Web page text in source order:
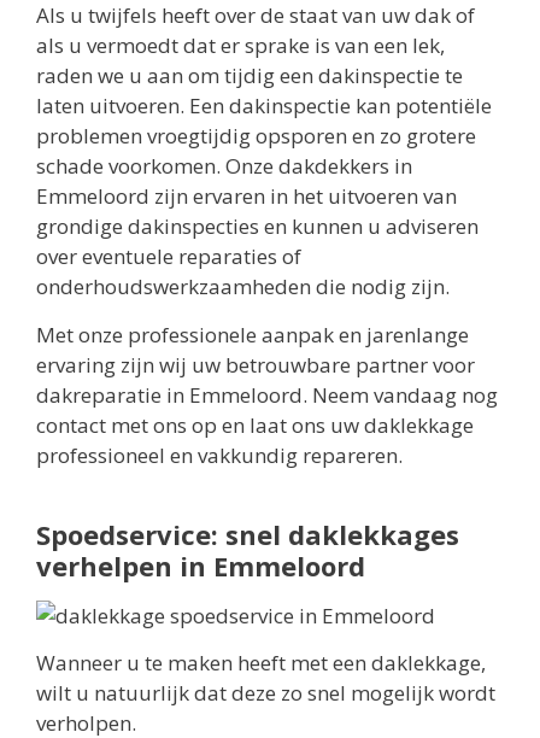
Als u twijfels heeft over de staat van uw dak of
als u vermoedt dat er sprake is van een lek,
raden we u aan om tijdig een dakinspectie te
laten uitvoeren. Een dakinspectie kan potentiële
problemen vroegtijdig opsporen en zo grotere
schade voorkomen. Onze dakdekkers in
Emmeloord zijn ervaren in het uitvoeren van
grondige dakinspecties en kunnen u adviseren
over eventuele reparaties of
onderhoudswerkzaamheden die nodig zijn.
Met onze professionele aanpak en jarenlange
ervaring zijn wij uw betrouwbare partner voor
dakreparatie in Emmeloord. Neem vandaag nog
contact met ons op en laat ons uw daklekkage
professioneel en vakkundig repareren.
Spoedservice: snel daklekkages
verhelpen in Emmeloord
Wanneer u te maken heeft met een daklekkage,
wilt u natuurlijk dat deze zo snel mogelijk wordt
verholpen.